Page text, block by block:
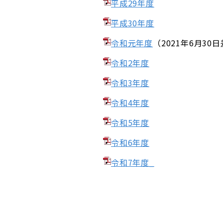
平成29年度
平成30年度
令和元年度 （2021年6月30日
令和2年度
令和3年度
令和4年度
令和5年度
令和6年度
令和7年度_